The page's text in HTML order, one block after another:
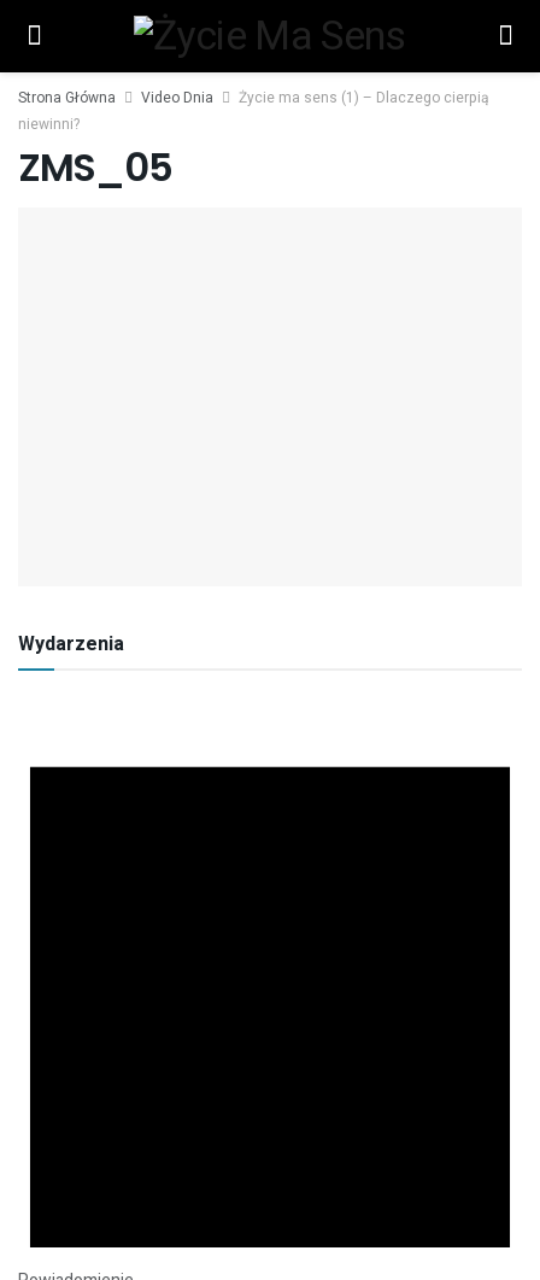
Strona Główna Video Dnia
Życie ma sens (1) – Dlaczego cierpią
niewinni?
ZMS_05
Wydarzenia